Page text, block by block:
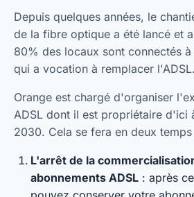
Depuis quelques années, le
de la fibre optique a été lancé et
80% des locaux sont connectés
qui a vocation à remplacer l'ADSL.
Orange est chargé d'organiser
ADSL dont il est propriétaire d'ici
2030. Cela se fera en deux temps
L'arrêt de la
abonnements ADSL : après